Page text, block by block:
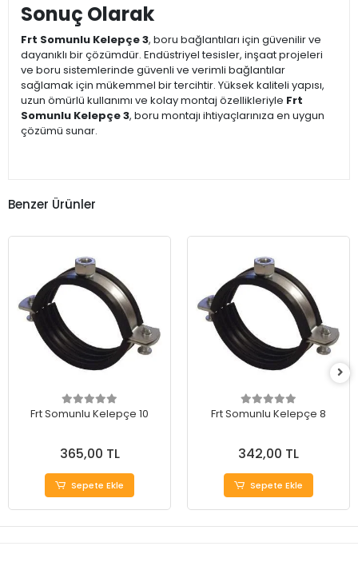
Sonuç Olarak
Frt Somunlu Kelepçe 3, boru bağlantıları için güvenilir ve
dayanıklı bir çözümdür. Endüstriyel tesisler, inşaat projeleri
ve boru sistemlerinde güvenli ve verimli bağlantılar
sağlamak için mükemmel bir tercihtir. Yüksek kaliteli yapısı,
uzun ömürlü kullanımı ve kolay montaj özellikleriyle Frt
Somunlu Kelepçe 3, boru montajı ihtiyaçlarınıza en uygun
çözümü sunar.
Benzer Ürünler
Frt Somunlu Kelepçe 10
365,00 TL
Sepete Ekle
Frt Somunlu Kelepçe 8
342,00 TL
Sepete Ekle